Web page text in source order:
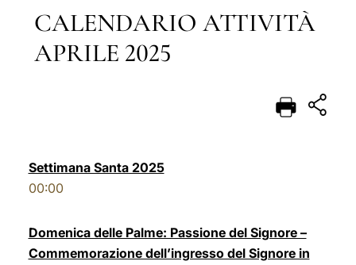
DEUTSCH
CALENDARIO ATTIVITÀ
APRILE 2025
Settimana Santa 2025
00:00
Domenica delle Palme: Passione del Signore –
Commemorazione dell’ingresso del Signore in